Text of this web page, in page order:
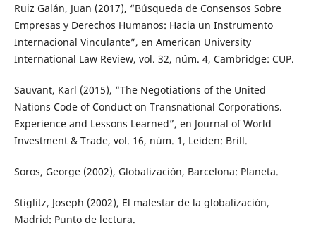
Ruiz Galán, Juan (2017), “Búsqueda de Consensos Sobre
Empresas y Derechos Humanos: Hacia un Instrumento
Internacional Vinculante”, en American University
International Law Review, vol. 32, núm. 4, Cambridge: CUP.
Sauvant, Karl (2015), “The Negotiations of the United
Nations Code of Conduct on Transnational Corporations.
Experience and Lessons Learned”, en Journal of World
Investment & Trade, vol. 16, núm. 1, Leiden: Brill.
Soros, George (2002), Globalización, Barcelona: Planeta.
Stiglitz, Joseph (2002), El malestar de la globalización,
Madrid: Punto de lectura.